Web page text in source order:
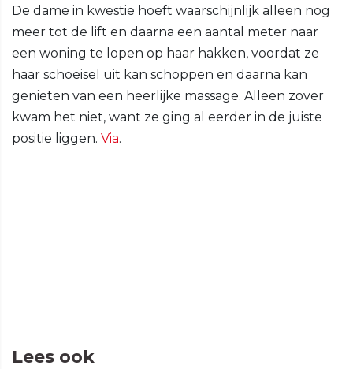
De dame in kwestie hoeft waarschijnlijk alleen nog
meer tot de lift en daarna een aantal meter naar
een woning te lopen op haar hakken, voordat ze
haar schoeisel uit kan schoppen en daarna kan
genieten van een heerlijke massage. Alleen zover
kwam het niet, want ze ging al eerder in de juiste
positie liggen. Via.
Lees ook